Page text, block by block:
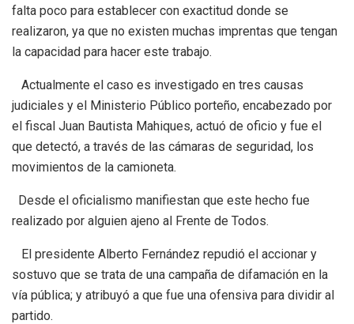
falta poco para establecer con exactitud donde se
realizaron, ya que no existen muchas imprentas que tengan
la capacidad para hacer este trabajo.
Actualmente el caso es investigado en tres causas
judiciales y el Ministerio Público porteño, encabezado por
el fiscal Juan Bautista Mahiques, actuó de oficio y fue el
que detectó, a través de las cámaras de seguridad, los
movimientos de la camioneta.
Desde el oficialismo manifiestan que este hecho fue
realizado por alguien ajeno al Frente de Todos.
El presidente Alberto Fernández repudió el accionar y
sostuvo que se trata de una campaña de difamación en la
vía pública; y atribuyó a que fue una ofensiva para dividir al
partido.